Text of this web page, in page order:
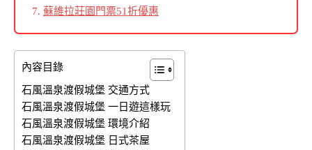
蘇維拉莊園門票51折優惠
內容目錄
石風溫泉渡假城堡 交通方式
石風溫泉渡假城堡 一日遊這樣玩
石風溫泉渡假城堡 環境介紹
石風溫泉渡假城堡 日式茶屋